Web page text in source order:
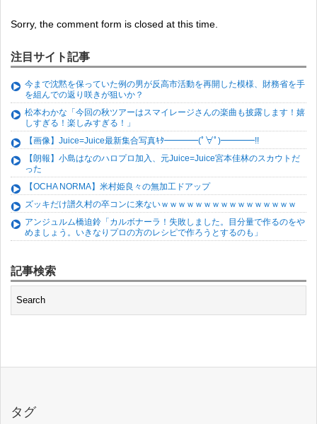
Sorry, the comment form is closed at this time.
注目サイト記事
今まで沈黙を保っていた例の男が反高市活動を再開した模様、財務省を手
を組んでの返り咲きが狙いか？
松本わかな「今回の秋ツアーはスマイレージさんの楽曲も披露します！嬉
しすぎる！楽しみすぎる！」
【画像】Juice=Juice最新集合写真ｷﾀ━━━━(ﾟ∀ﾟ)━━━━!!
【朗報】小島はなのハロプロ加入、元Juice=Juice宮本佳林のスカウトだ
った
【OCHA NORMA】米村姫良々の無加工ドアップ
ズッキだけ譜久村の卒コンに来ないｗｗｗｗｗｗｗｗｗｗｗｗｗｗｗｗ
アンジュルム橋迫鈴「カルボナーラ！失敗しました。目分量で作るのをや
めましょう。いきなりプロの方のレシピで作ろうとするのも」
記事検索
タグ